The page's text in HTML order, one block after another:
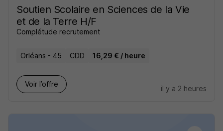
Soutien Scolaire en Sciences de la Vie
et de la Terre H/F
Complétude recrutement
Orléans - 45 CDD 16,29 € / heure
Voir l’offre
il y a 2 heures